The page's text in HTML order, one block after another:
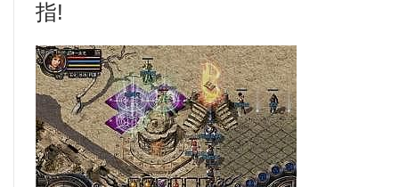
指!